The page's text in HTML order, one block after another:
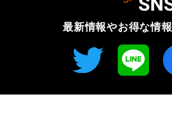
最新情報やお得な情